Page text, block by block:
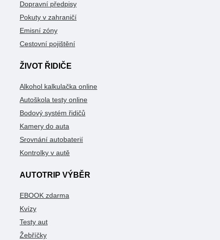
Dopravní předpisy
Pokuty v zahraničí
Emisní zóny
Cestovní pojištění
ŽIVOT ŘIDIČE
Alkohol kalkulačka online
Autoškola testy online
Bodový systém řidičů
Kamery do auta
Srovnání autobaterií
Kontrolky v autě
AUTOTRIP VÝBĚR
EBOOK zdarma
Kvízy
Testy aut
Žebříčky